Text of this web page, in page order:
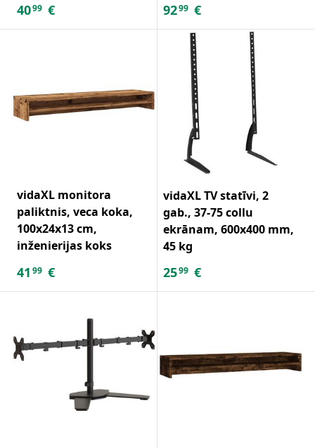
4099 € 9299 €
vidaXL monitora
paliktnis, veca koka,
100x24x13 cm,
inženierijas koks
41 99 €
vidaXL TV statīvi, 2
gab., 37-75 collu
ekrānam, 600x400 mm,
45 kg
2599 €